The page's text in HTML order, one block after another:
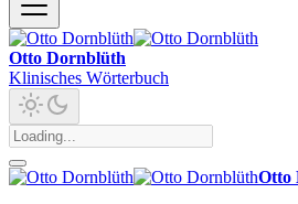
Otto Dornblüth
Klinisches Wörterbuch
Otto